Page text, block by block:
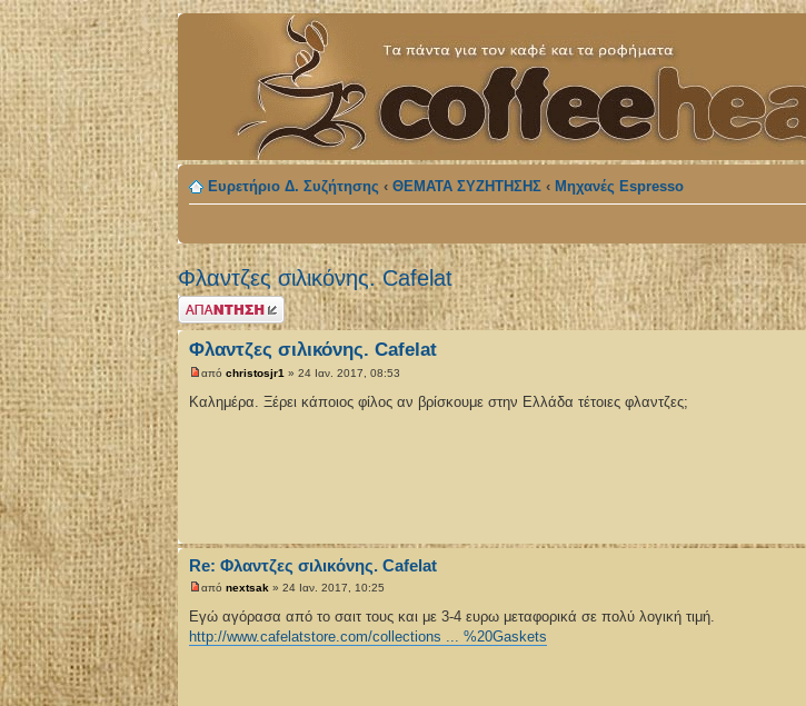
Ευρετήριο Δ. Συζήτησης ‹ ΘΕΜΑΤΑ ΣΥΖΗΤΗΣΗΣ ‹ Μηχανές Espresso
Φλαντζες σιλικόνης. Cafelat
Δημιουργία
απάντησης
Φλαντζες σιλικόνης. Cafelat
από christosjr1 » 24 Ιαν. 2017, 08:53
Καλημέρα. Ξέρει κάποιος φίλος αν βρίσκουμε στην Ελλάδα τέτοιες φλαντζες;
Re: Φλαντζες σιλικόνης. Cafelat
από nextsak » 24 Ιαν. 2017, 10:25
Εγώ αγόρασα από το σαιτ τους και με 3-4 ευρω μεταφορικά σε πολύ λογική τιμή.
http://www.cafelatstore.com/collections ... %20Gaskets